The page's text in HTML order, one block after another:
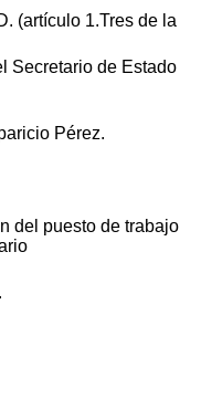
(artículo 1.Tres de la
Secretario de Estado
Pérez.
del puesto de trabajo